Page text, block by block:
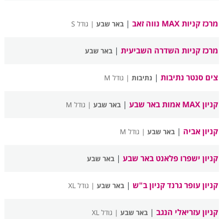
מרכז קניות MAX נווה זאב |באר שבע | גודל S
מרכז קניות השדרה השביעית |באר שבע
צים סנטר נתיבות | נתיבות | גודל M
קניון MAX אמות באר שבע |באר שבע | גודל M
קניון אביה |באר שבע | גודל M
קניון ישפרו פלאנט באר שבע |באר שבע
קניון עופר גרנד קניון ב"ש |באר שבע | גודל XL
קניון עזריאלי הנגב |באר שבע | גודל XL